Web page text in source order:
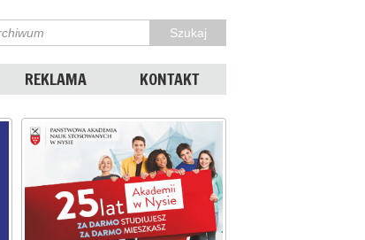
REKLAMA KONTAKT